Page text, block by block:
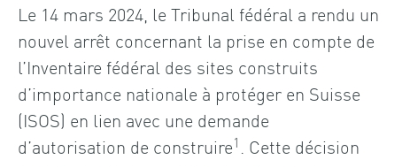
Le 14 mars 2024, le Tribunal fédéral a rendu un
nouvel arrêt concernant la prise en compte de
l’Inventaire fédéral des sites construits
d’importance nationale à protéger en Suisse
(ISOS) en lien avec une demande
d’autorisation de construire1
. Cette décision